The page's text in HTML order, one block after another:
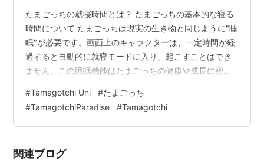
たまごっちの就寝時間とは？ たまごっちの基本的な寝る
時間について たまごっちは現実の生き物と同じように"睡
眠"が必要です。画面上のキャラクターは、一定時間が経
過すると自動的に就寝モードに入り、起こすことはでき
ません。この睡眠機能はたまごっちの健康や成長に密接
要な要素となります。 基本的に寝る時間はモデルによっ
て異なりますが、20時〜22時の間に寝始めることが多
く、朝は7時〜9時の間に起床するパターンが一般的で
で、たまごっちとの生活リズムが自然に整っていきま
#Tamagotchi Uni #たまごっち
#TamagotchiParadise #Tamagotchi
関連ブログ